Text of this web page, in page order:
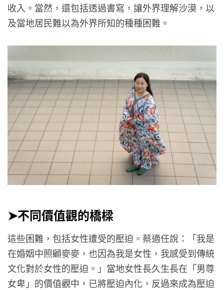
收入。當然，還包括透過書寫，讓外界理解沙漠，以
及當地居民難以為外界所知的種種困難。
➤不同價值觀的橋樑
這些困難，包括女性遭受的壓迫。蔡適任說：「我是
在婚姻中照顧麥麥，也因為我是女性，我感受到傳統
文化對於女性的壓迫。」當地女性長久生長在「男尊
女卑」的價值觀中，已將壓迫內化，反過來成為壓迫